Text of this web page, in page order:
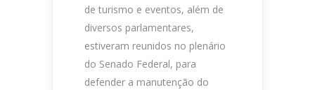
de turismo e eventos, além de
diversos parlamentares,
estiveram reunidos no plenário
do Senado Federal, para
defender a manutenção do